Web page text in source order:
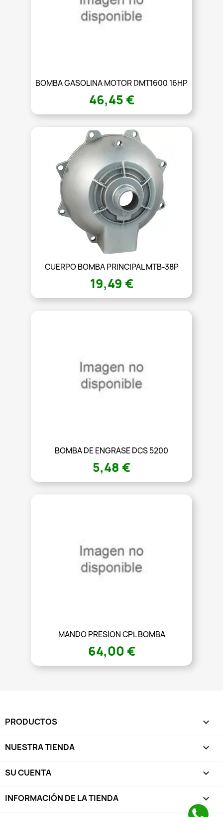
BOMBA GASOLINA MOTOR DMT1600 16HP
46,45 €
CUERPO BOMBA PRINCIPAL MTB-38P
19,49 €
BOMBA DE ENGRASE DCS 5200
5,48 €
MANDO PRESION CPL BOMBA
64,00 €
PRODUCTOS 
NUESTRA TIENDA 
SU CUENTA 
INFORMACIÓN DE LA TIENDA keyboard_arrow_down